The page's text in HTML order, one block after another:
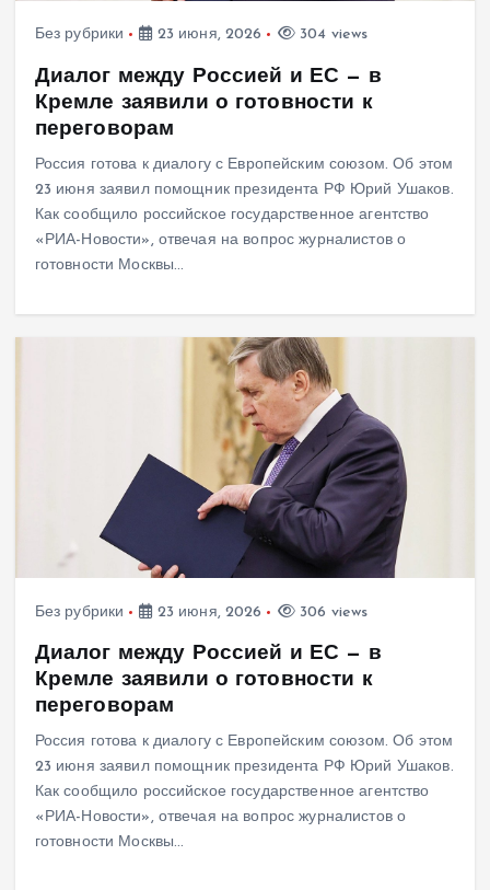
Без рубрики 23 июня, 2026 304 views
Диалог между Россией и ЕС — в
Кремле заявили о готовности к
переговорам
Россия готова к диалогу с Европейским союзом. Об этом
23 июня заявил помощник президента РФ Юрий Ушаков.
Как сообщило российское государственное агентство
«РИА-Новости», отвечая на вопрос журналистов о
готовности Москвы…
Без рубрики 23 июня, 2026 306 views
Диалог между Россией и ЕС — в
Кремле заявили о готовности к
переговорам
Россия готова к диалогу с Европейским союзом. Об этом
23 июня заявил помощник президента РФ Юрий Ушаков.
Как сообщило российское государственное агентство
«РИА-Новости», отвечая на вопрос журналистов о
готовности Москвы…